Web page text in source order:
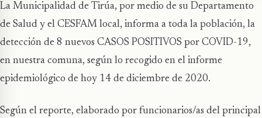
La Municipalidad de Tirúa, por medio de su Departamento
de Salud y el CESFAM local, informa a toda la población, la
detección de 8 nuevos CASOS POSITIVOS por COVID-19,
en nuestra comuna, según lo recogido en el informe
epidemiológico de hoy 14 de diciembre de 2020.
Según el reporte, elaborado por funcionarios/as del principal